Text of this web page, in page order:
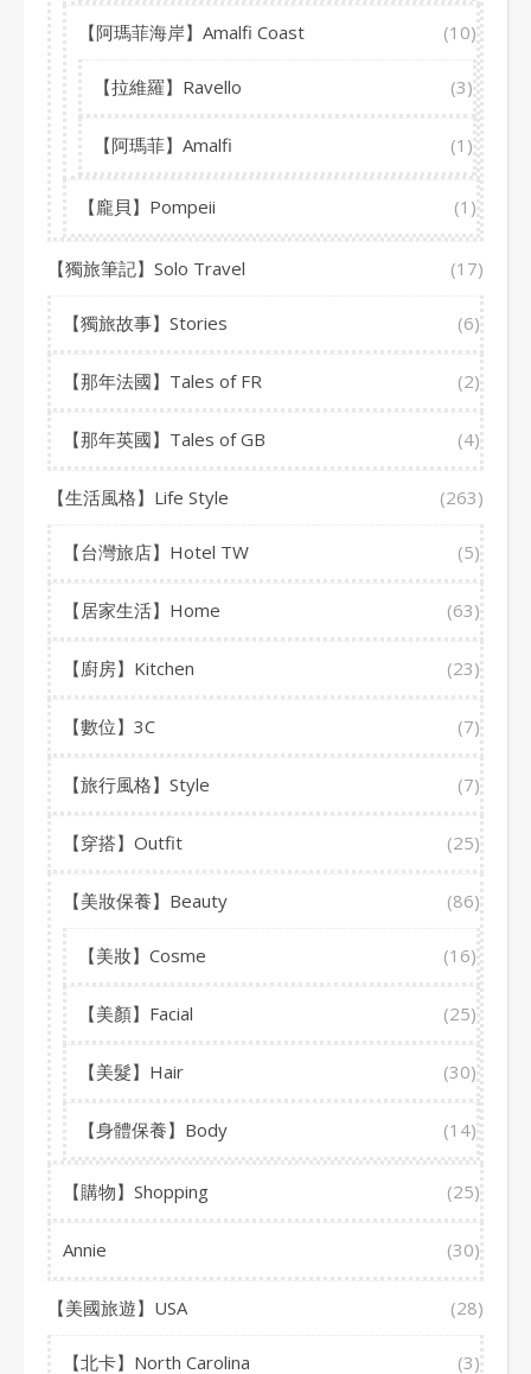
【阿瑪菲海岸】Amalfi Coast (10)
【拉維羅】Ravello (3)
【阿瑪菲】Amalfi (1)
【龐貝】Pompeii (1)
【獨旅筆記】Solo Travel (17)
【獨旅故事】Stories (6)
【那年法國】Tales of FR (2)
【那年英國】Tales of GB (4)
【生活風格】Life Style (263)
【台灣旅店】Hotel TW (5)
【居家生活】Home (63)
【廚房】Kitchen (23)
【數位】3C (7)
【旅行風格】Style (7)
【穿搭】Outfit (25)
【美妝保養】Beauty (86)
【美妝】Cosme (16)
【美顏】Facial (25)
【美髮】Hair (30)
【身體保養】Body (14)
【購物】Shopping (25)
Annie (30)
【美國旅遊】USA (28)
【北卡】North Carolina (3)